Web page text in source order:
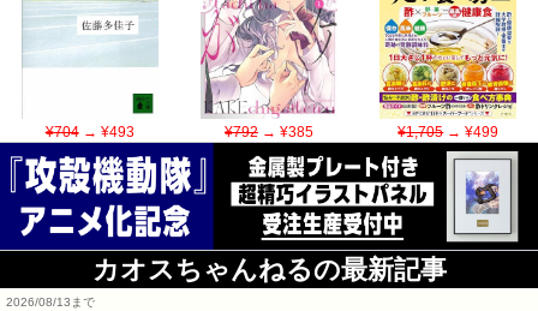
¥704→ ¥493 ¥792→ ¥385 ¥1,705→ ¥499
カオスちゃんねるの最新記事
2026/08/13まで